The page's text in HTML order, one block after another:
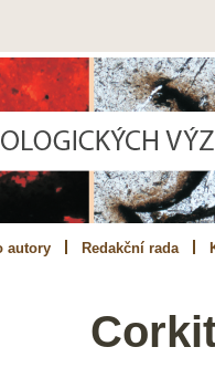
autory Redakční rada